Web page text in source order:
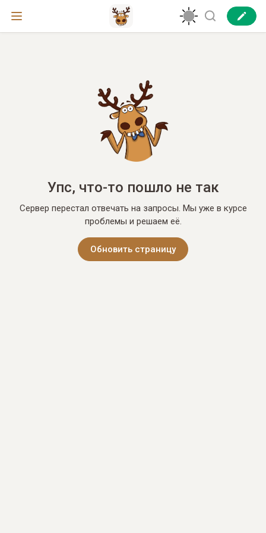
Упс, что-то пошло не так
Сервер перестал отвечать на запросы. Мы уже в курсе
проблемы и решаем её.
Обновить страницу